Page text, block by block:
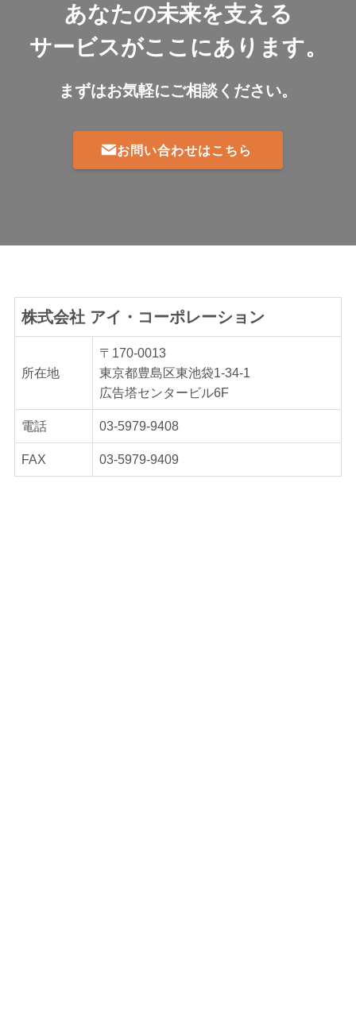
あなたの未来を支える
サービスがここにあります。
まずはお気軽にご相談ください。
お問い合わせはこちら
株式会社 アイ・コーポレーション
所在地
〒170-0013
東京都豊島区東池袋1-34-1
広告塔センタービル6F
電話 03-5979-9408
FAX 03-5979-9409